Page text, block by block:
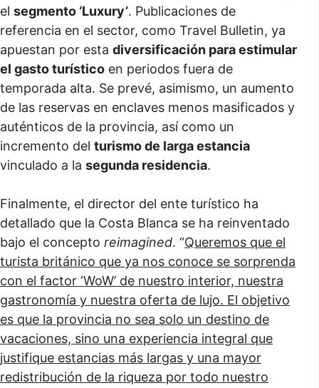
el segmento ‘Luxury’. Publicaciones de
referencia en el sector, como Travel Bulletin, ya
apuestan por esta diversificación para estimular
el gasto turístico en periodos fuera de
temporada alta. Se prevé, asimismo, un aumento
de las reservas en enclaves menos masificados y
auténticos de la provincia, así como un
incremento del turismo de larga estancia
vinculado a la segunda residencia.
Finalmente, el director del ente turístico ha
detallado que la Costa Blanca se ha reinventado
bajo el concepto reimagined. “Queremos que el
turista británico que ya nos conoce se sorprenda
con el factor ‘WoW’ de nuestro interior, nuestra
gastronomía y nuestra oferta de lujo. El objetivo
es que la provincia no sea solo un destino de
vacaciones, sino una experiencia integral que
justifique estancias más largas y una mayor
redistribución de la riqueza por todo nuestro